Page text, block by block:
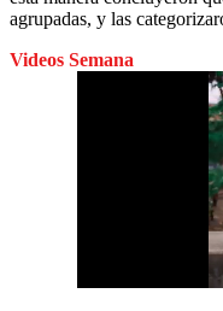
agrupadas, y las
Videos Semana